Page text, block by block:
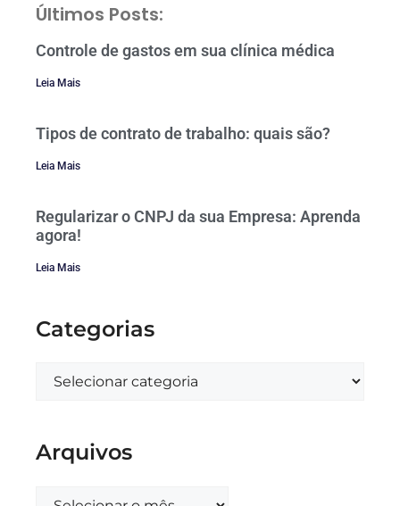
Últimos Posts:
Controle de gastos em sua clínica médica
Leia Mais
Tipos de contrato de trabalho: quais são?
Leia Mais
Regularizar o CNPJ da sua Empresa: Aprenda
agora!
Leia Mais
Categorias
Arquivos